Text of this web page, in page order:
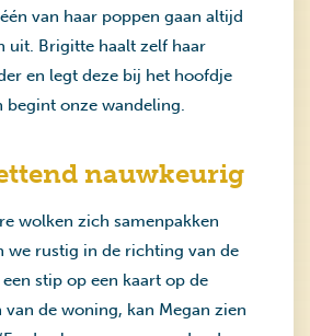
van haar poppen gaan altijd
uit. Brigitte haalt zelf haar
en legt deze bij het hoofdje
begint onze wandeling.
nauwkeurig
wolken zich samenpakken
we rustig in de richting van de
stip op een kaart op de
de woning, kan Megan zien